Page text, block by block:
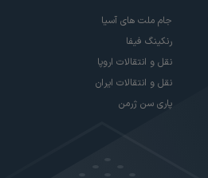
جام ملت های آسیا
رنکینگ فیفا
نقل و انتقالات اروپا
نقل و انتقالات ایران
پاری سن ژرمن